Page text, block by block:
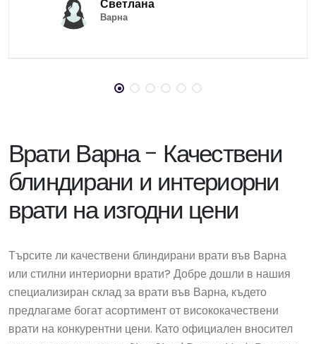
Светлана
Варна
Врати Варна - Качествени
блиндирани и интериорни
врати на изгодни цени
Търсите ли качествени блиндирани врати във Варна
или стилни интериорни врати? Добре дошли в нашия
специализиран склад за врати във Варна, където
предлагаме богат асортимент от висококачествени
врати на конкурентни цени. Като официален вносител